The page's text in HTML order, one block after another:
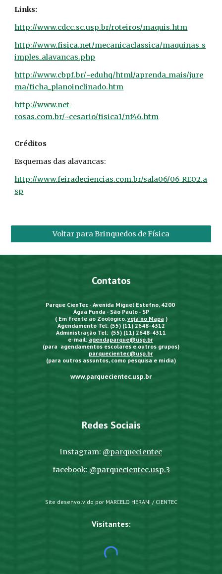
Links:
http://www.cdcc.sc.usp.br/roteiros/maquis.htm
http://www.fisica.net/mecanicaclassica/maquinas_s
imples_alavancas.php
http://www.cbpf.br/~eduhq/html/aprenda_mais/jure
ma/ficha_planoinclinado.htm
http://www.net-
rosas.com.br/~cesario/fisica1/nf46.htm
Créditos
Esquemas das alavancas:
http://www.feiradeciencias.com.br/sala06/06_RE02.a
sp
Voltar para Brinquedos de Física
Contatos
Parque CienTec - Avenida Miguel Estefno, 4200
Água Funda - São Paulo - SP
( Em frente ao Zoológico,veja no Mapa )
Agendamento Tel: (55) (11) 2648-4312
Administração Tel: (55) (11) 2648-4311
e-mail: agendaparque@usp.br
(para agendamentos escolares e outros grupos)
parquecientec@usp.br
(para outros assuntos, como pesquisa e mídia)
www.parquecientec.usp.br
Redes Sociais
instagram: @parquecientec
facebook: @parquecientec.usp.3
Site desenvolvido por MARCELO HERANI / CIENTEC
Visitantes: